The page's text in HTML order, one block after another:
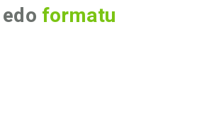
edo formatu